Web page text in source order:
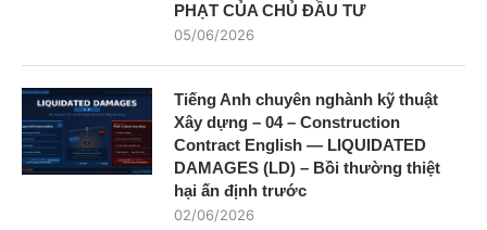
PHẠT CỦA CHỦ ĐẦU TƯ
05/06/2026
Tiếng Anh chuyên nghành kỹ thuật
Xây dựng – 04 – Construction
Contract English — LIQUIDATED
DAMAGES (LD) – Bồi thường thiệt
hại ấn định trước
02/06/2026